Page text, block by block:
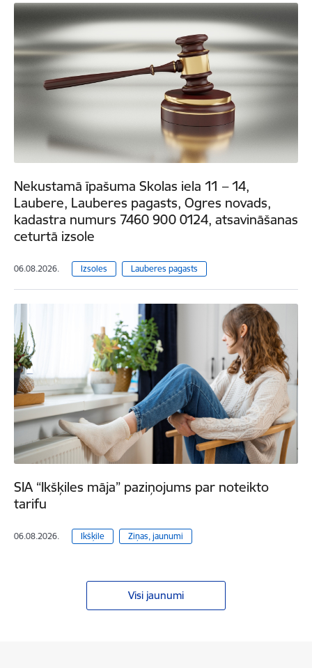
Nekustamā īpašuma Skolas iela 11 – 14,
Laubere, Lauberes pagasts, Ogres novads,
kadastra numurs 7460 900 0124, atsavināšanas
ceturtā izsole
06.08.2026. Izsoles Lauberes pagasts
SIA “Ikšķiles māja” paziņojums par noteikto
tarifu
06.08.2026. Ikšķile Ziņas, jaunumi
Visi jaunumi